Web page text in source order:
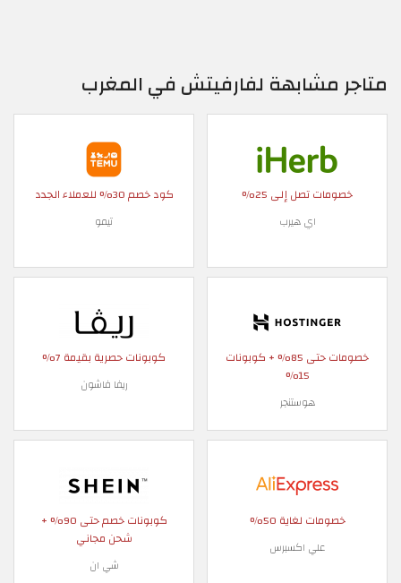
متاجر مشابهة لفارفيتش في المغرب
خصومات تصل إلى 25%
اي هيرب
كود خصم 30% للعملاء الجدد
تيمو
خصومات حتى 85% + كوبونات
15%
هوستنجر
كوبونات حصرية بقيمة 7%
ريفا فاشون
خصومات لغاية 50%
علي اكسبرس
كوبونات خصم حتى 90% +
شحن مجاني
شي ان